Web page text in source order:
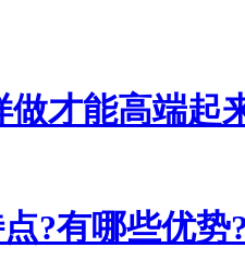
做才能高端起
?有哪些优势?